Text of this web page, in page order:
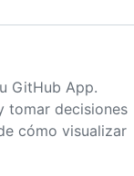
GitHub App.
tomar decisiones
cómo visualizar